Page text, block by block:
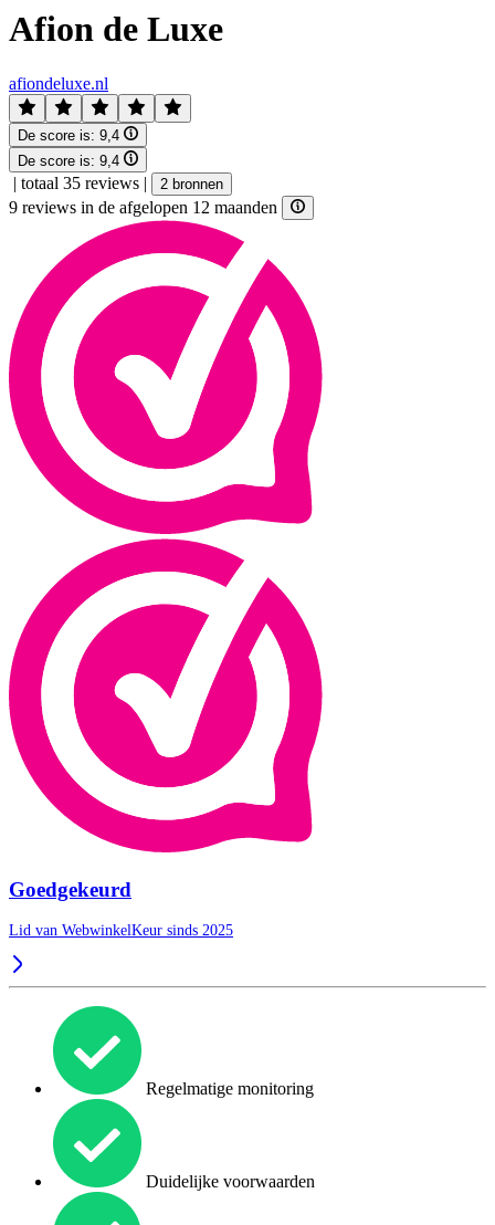
Afion de Luxe
afiondeluxe.nl
De score is: 9,4
De score is: 9,4
| totaal 35 reviews | 2 bronnen
9 reviews in de afgelopen 12 maanden
Goedgekeurd
Lid van WebwinkelKeur sinds 2025
Regelmatige monitoring
Duidelijke voorwaarden